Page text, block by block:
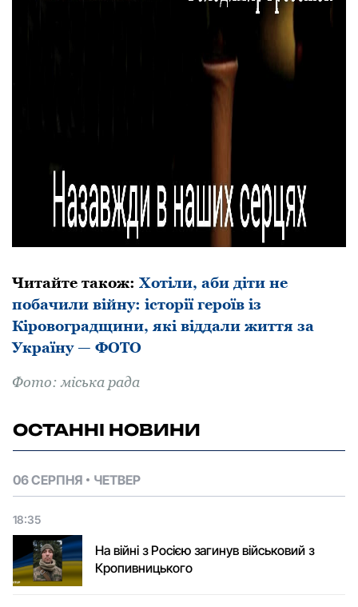
Читайте також: Хотіли, аби діти не
побачили війну: історії героїв із
Кіровоградщини, які віддали життя за
Україну — ФОТО
Фото: міська рада
ОСТАННІ НОВИНИ
06 СЕРПНЯ ЧЕТВЕР
18:35
На війні з Росією загинув військовий з
Кропивницького